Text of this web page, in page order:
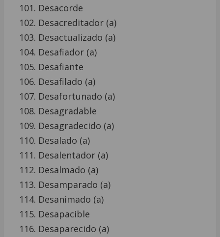
Desacorde
Desacreditador (a)
Desactualizado (a)
Desafiador (a)
Desafiante
Desafilado (a)
Desafortunado (a)
Desagradable
Desagradecido (a)
Desalado (a)
Desalentador (a)
Desalmado (a)
Desamparado (a)
Desanimado (a)
Desapacible
Desaparecido (a)